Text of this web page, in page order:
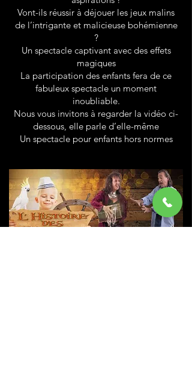
Vont-ils réussir à déjouer les jeux malins
de l’intrigante et malicieuse bohémienne
?
Un spectacle captivant avec des effets
magiques
La participation des enfants fera de ce
fabuleux spectacle un moment
inoubliable.
Nous vous invitons à regarder la vidéo ci-
dessous, elle parle d’elle-même
Un spectacle pour enfants hors normes